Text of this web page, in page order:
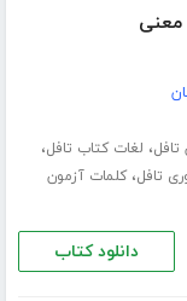
معنی
تافل، لغات کتاب تافل،
تافل،کلمات آزمون
دانلود کتاب